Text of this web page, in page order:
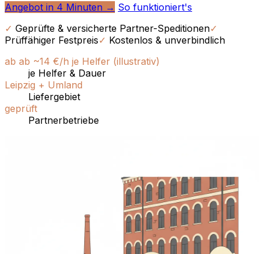
Angebot in 4 Minuten → So funktioniert's
✓ Geprüfte & versicherte Partner-Speditionen✓
Prüffähiger Festpreis✓ Kostenlos & unverbindlich
ab ab ~14 €/h je Helfer (illustrativ)
je Helfer & Dauer
Leipzig + Umland
Liefergebiet
geprüft
Partnerbetriebe